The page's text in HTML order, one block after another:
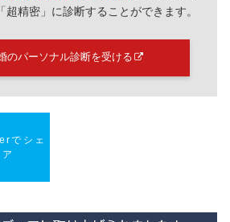
超精密」に診断することができます。
のパーソナル診断を受ける
でシェ
ア